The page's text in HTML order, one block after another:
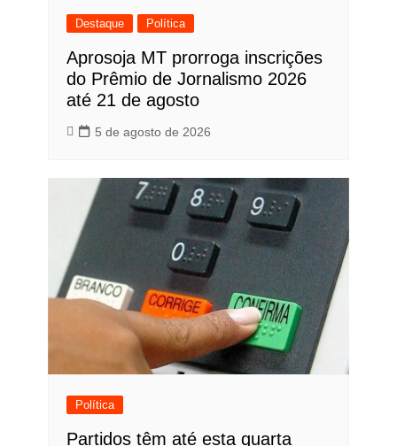
Destaque Política
Aprosoja MT prorroga inscrições
do Prêmio de Jornalismo 2026
até 21 de agosto
5 de agosto de 2026
Política
Partidos têm até esta quarta